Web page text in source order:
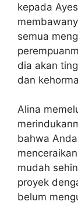
kepada
semua
dia akan
dan
Alina
bahwa
mudah
proyek
belum